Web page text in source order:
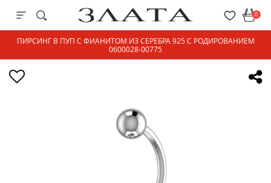
0
ПИРСИНГ В ПУП С ФИАНИТОМ ИЗ СЕРЕБРА 925 С РОДИРОВАНИЕМ
0600028-00775